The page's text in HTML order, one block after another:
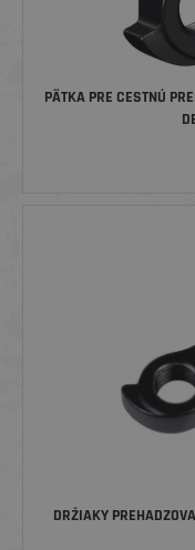
PÄTKA PRE CESTNÚ
DRŽIAKY